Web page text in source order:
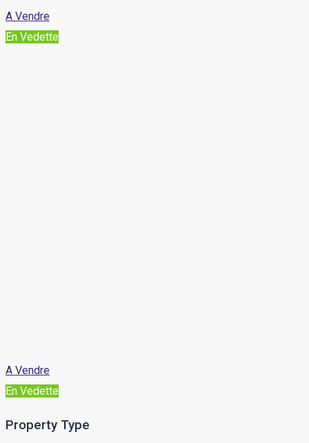
A Vendre
En Vedette
A Vendre
En Vedette
Property Type